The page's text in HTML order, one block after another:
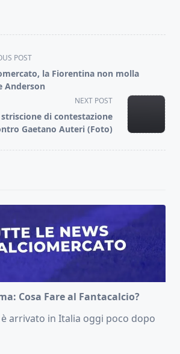
POST
la Fiorentina non molla
Anderson
NEXT POST
striscione di contestazione
Gaetano Auteri (Foto)
Cosa Fare al Fantacalcio?
arrivato in Italia oggi poco dopo